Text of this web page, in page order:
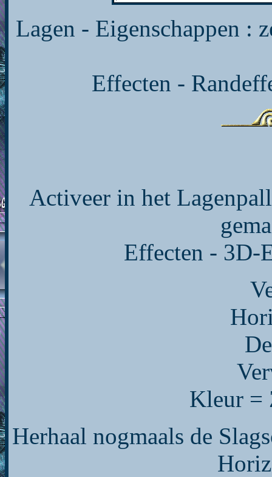
Lagen - Eigenschappen :
Effecten -
Activeer in het
Effecten - 3D-
Kleur =
Herhaal nogmaals de